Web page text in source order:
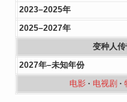
2023–2025年
2025–2027年
变种人传
2027年–未知年份
电影· 电视剧 ·